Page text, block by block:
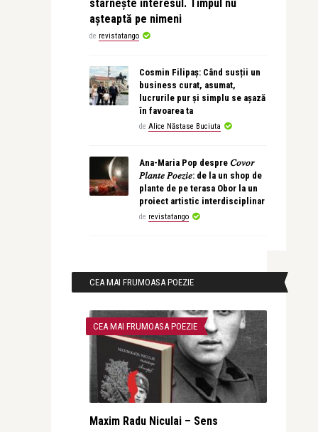
stârnește interesul. Timpul nu
așteaptă pe nimeni
de revistatango
Cosmin Filipaș: Când susții un
business curat, asumat,
lucrurile pur și simplu se așază
în favoarea ta
de Alice Năstase Buciuta
Ana-Maria Pop despre 𝐶𝑜𝑣𝑜𝑟
𝑃𝑙𝑎𝑛𝑡𝑒 𝑃𝑜𝑒𝑧𝑖𝑒: de la un shop de
plante de pe terasa Obor la un
proiect artistic interdisciplinar
de revistatango
CEA MAI FRUMOASA POEZIE
CEA MAI FRUMOASA POEZIE
Maxim Radu Niculai – Sens